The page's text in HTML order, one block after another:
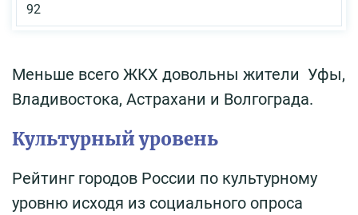
92
Меньше всего ЖКХ довольны жители Уфы,
Владивостока, Астрахани и Волгограда.
Культурный уровень
Рейтинг городов России по культурному
уровню исходя из социального опроса